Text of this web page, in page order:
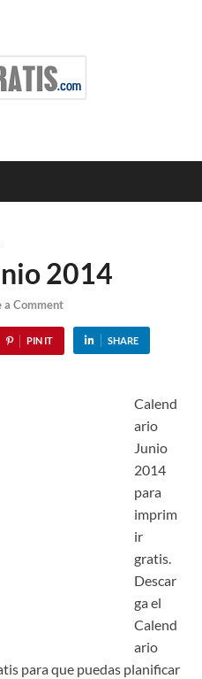
2014
a Comment
PIN IT SHARE
Calend
ario
Junio
2014
para
imprim
ir
gratis.
Descar
ga el
Calend
ario
para que puedas planificar